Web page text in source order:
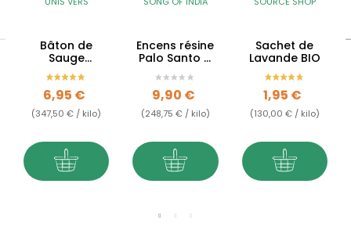
Bâton de
Sauge
blanche &
Cèdre
Prix
6,95 €
(347,50 € / kilo)
Encens résine
Palo Santo &
Cèdre
Prix
9,90 €
(248,75 € / kilo)
Sachet de
Lavande BIO
Prix
1,95 €
(130,00 € / kilo)